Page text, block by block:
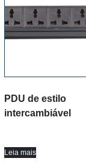
PDU de estilo
intercambiável
Leia mais